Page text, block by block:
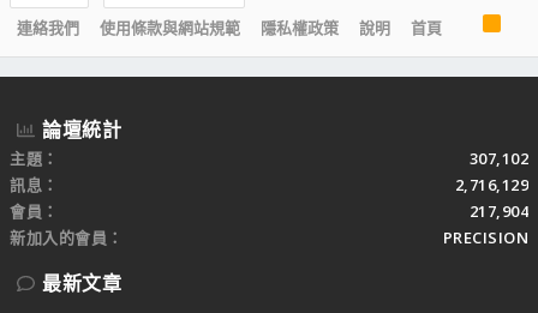
連絡我們
使用條款與網站規範 隱私權政策 說明 首頁
R
S
S
論壇統計
主題
307,102
訊息
2,716,129
會員
217,904
新加入的會員
PRECISION
最新文章